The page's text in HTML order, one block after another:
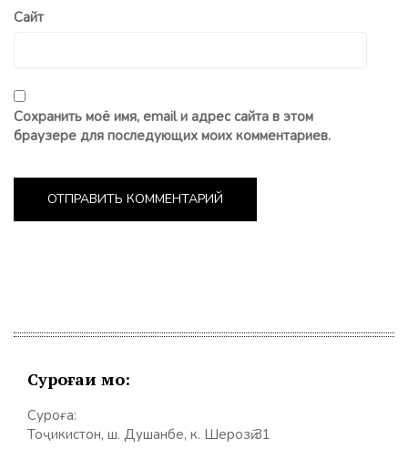
Сайт
Сохранить моё имя, email и адрес сайта в этом
браузере для последующих моих комментариев.
Суроғаи мо:
Суроға:
Тоҷикистон, ш. Душанбе, к. Шерозӣ 31